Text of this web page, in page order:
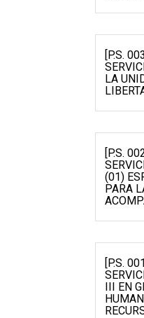
[P.S.
LA
[P.S.
(01)
PARA
[P.S.
III EN